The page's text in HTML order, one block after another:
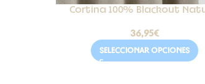
Cortina 100% Blackout
36,95€
SELECCIONAR OPCIONES